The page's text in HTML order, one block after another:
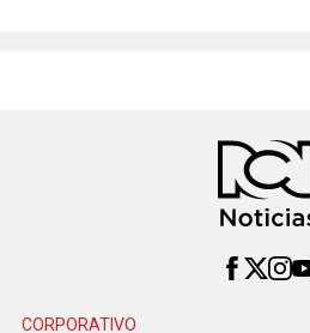
CORPORATIVO